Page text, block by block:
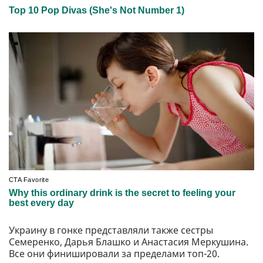
Украину в гонке представляли также сестры
Семеренко, Дарья Блашко и Анастасия Меркушина.
Все они финишировали за пределами топ-20.